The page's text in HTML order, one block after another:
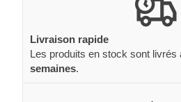
Livraison rapide
Les produits en stock sont livrés
semaines.